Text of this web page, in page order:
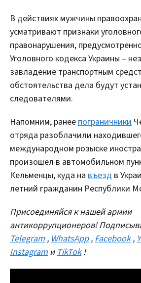
В действиях мужчины
усматривают признаки
правонарушения,
Уголовного кодекса Украины –
завладение транспортным
обстоятельства дела будут
следователями.
Напомним, ранее пограничники
отряда разоблачили
международном розыске
произошел в автомобильном
Кельменцы, куда на въезд в
летний гражданин Республики
Присоединяйся к нашей армии
антикоррупционеров!
Telegram , WhatsApp , Facebook ,
Instagram и TikTok !